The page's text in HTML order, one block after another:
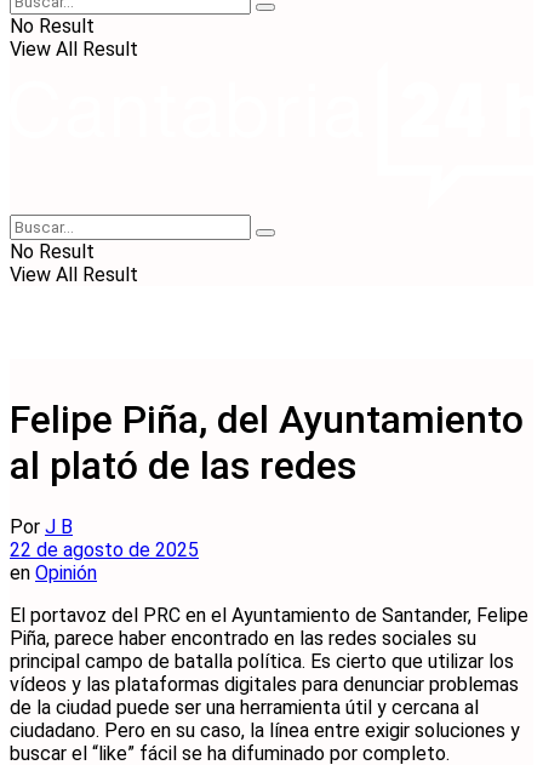
No Result
View All Result
No Result
View All Result
Felipe Piña, del Ayuntamiento
al plató de las redes
Por J B
22 de agosto de 2025
en Opinión
El portavoz del PRC en el Ayuntamiento de Santander, Felipe
Piña, parece haber encontrado en las redes sociales su
principal campo de batalla política. Es cierto que utilizar los
vídeos y las plataformas digitales para denunciar problemas
de la ciudad puede ser una herramienta útil y cercana al
ciudadano. Pero en su caso, la línea entre exigir soluciones y
buscar el “like” fácil se ha difuminado por completo.